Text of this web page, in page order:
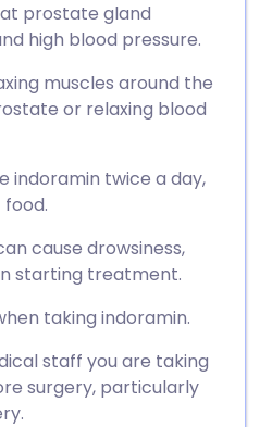
prostate gland
high blood pressure.
muscles around the
or relaxing blood
indoramin twice a day,
cause drowsiness,
starting treatment.
taking indoramin.
staff you are taking
surgery, particularly